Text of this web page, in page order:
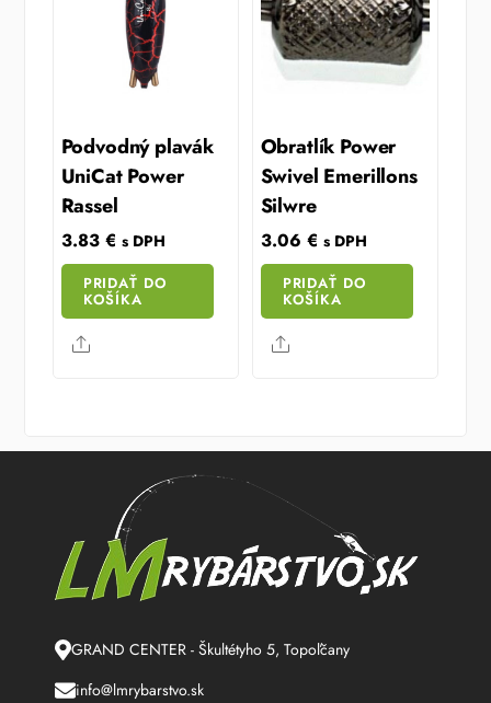
Podvodný plavák
UniCat Power
Rassel
3.83 € s DPH
PRIDAŤ DO
KOŠÍKA
Share
Obratlík Power
Swivel Emerillons
Silwre
3.06 € s DPH
PRIDAŤ DO
KOŠÍKA
Share
GRAND CENTER - Škultétyho 5, Topoľčany
info@lmrybarstvo.sk